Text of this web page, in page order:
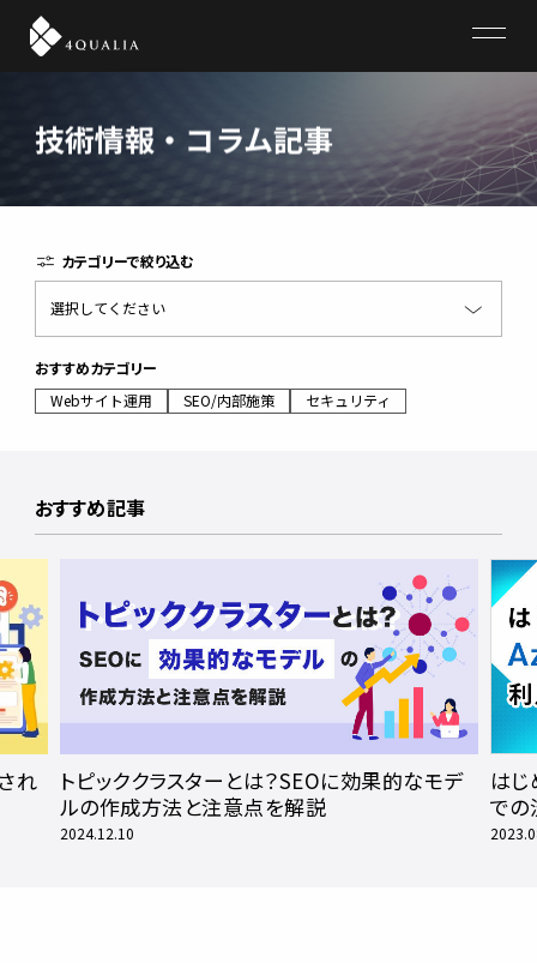
技術情報・コラム記事
カテゴリーで絞り込む
選択してください
おすすめカテゴリー
Webサイト運用
SEO/内部施策 セキュリティ
おすすめ記事
れ
トピッククラスターとは？SEOに効果的なモデ
ルの作成方法と注意点を解説
2024.12.10
は
での